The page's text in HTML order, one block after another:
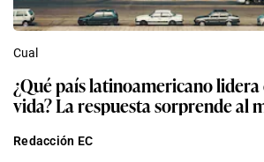
Cual
¿Qué país latinoamericano
vida? La respuesta sorprende al
Redacción EC